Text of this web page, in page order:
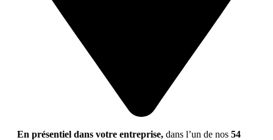
En présentiel dans votre entreprise, dans l’un de nos 54